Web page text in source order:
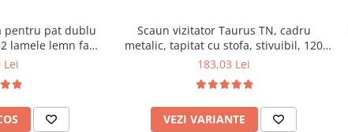
pentru pat dublu
lamele lemn fag,
ferm, negru
Lei
Scaun vizitator Taurus TN, cadru
metalic, tapitat cu stofa, stivuibil, 120
kg, negru
183,03 Lei
VEZI VARIANTE